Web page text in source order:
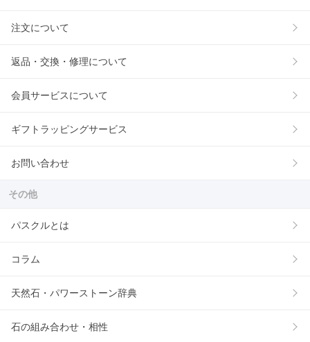
注文について
返品・交換・修理について
会員サービスについて
ギフトラッピングサービス
お問い合わせ
その他
パスクルとは
コラム
天然石・パワーストーン辞典
石の組み合わせ・相性